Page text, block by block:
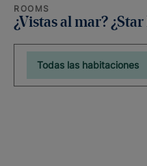
ROOMS
¿Vistas al mar?
Todas las habitaciones